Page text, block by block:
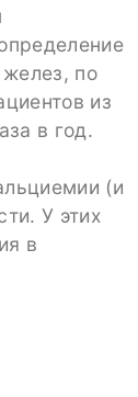
по
из
в год.
(и
У этих
в